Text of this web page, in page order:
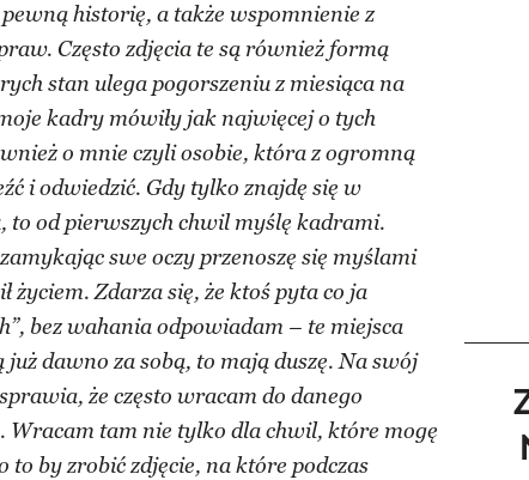
historię, a także wspomnienie z
Często zdjęcia te są również formą
stan ulega pogorszeniu z miesiąca na
kadry mówiły jak najwięcej o tych
o mnie czyli osobie, która z ogromną
i odwiedzić. Gdy tylko znajdę się w
to od pierwszych chwil myślę kadrami.
swe oczy przenoszę się myślami
życiem. Zdarza się, że ktoś pyta co ja
bez wahania odpowiadam – te miejsca
dawno za sobą, to mają duszę. Na swój
że często wracam do danego
Wracam tam nie tylko dla chwil, które mogę
to by zrobić zdjęcie, na które podczas